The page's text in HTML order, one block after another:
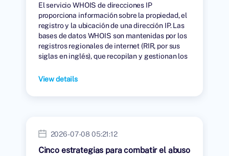
El servicio WHOIS de direcciones IP
proporciona información sobre la propiedad, el
registro y la ubicación de una dirección IP. Las
bases de datos WHOIS son mantenidas por los
registros regionales de internet (RIR, por sus
siglas en inglés), que recopilan y gestionan los
que se les han asignado direcciones IP.
View details
2026-07-08 05:21:12
Cinco estrategias para combatir el abuso